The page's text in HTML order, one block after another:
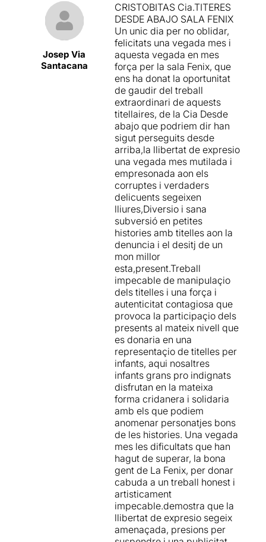
Josep Via
Santacana
CRISTOBITAS Cia.TITERES
DESDE ABAJO SALA FENIX
Un unic dia per no oblidar,
felicitats una vegada mes i
aquesta vegada en mes
força per la sala Fenix, que
ens ha donat la oportunitat
de gaudir del treball
extraordinari de aquests
titellaires, de la Cia Desde
abajo que podriem dir han
sigut perseguits desde
arriba,la llibertat de expresio
una vegada mes mutilada i
empresonada aon els
corruptes i verdaders
delicuents segeixen
lliures,Diversio i sana
subversió en petites
histories amb titelles aon la
denuncia i el desitj de un
mon millor
esta,present.Treball
impecable de manipulaçio
dels titelles i una força i
autenticitat contagiosa que
provoca la participaçio dels
presents al mateix nivell que
es donaria en una
representaçio de titelles per
infants, aqui nosaltres
infants grans pro indignats
disfrutan en la mateixa
forma cridanera i solidaria
amb els que podiem
anomenar personatjes bons
de les histories. Una vegada
mes les dificultats que han
hagut de superar, la bona
gent de La Fenix, per donar
cabuda a un treball honest i
artisticament
impecable.demostra que la
llibertat de expresio segeix
amenaçada, presions per